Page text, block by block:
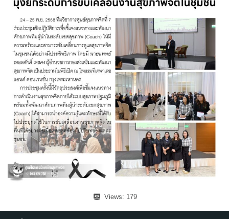
Views: 179